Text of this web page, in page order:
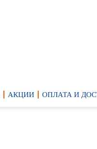
АКЦИИ ОПЛАТА И